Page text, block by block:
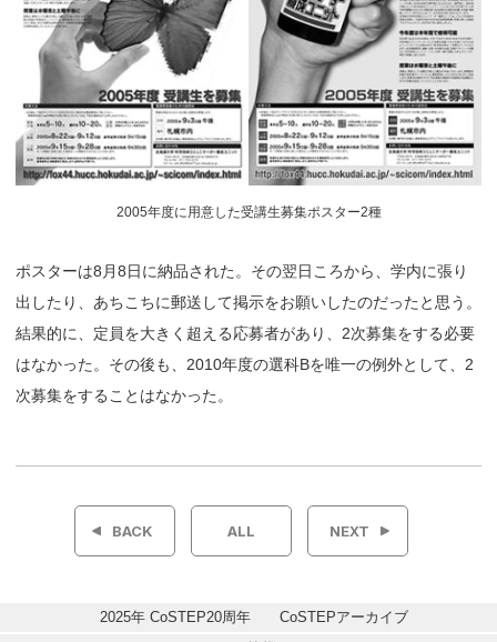
2005年度に用意した受講生募集ポスター2種
ポスターは8月8日に納品された。その翌日ころから、学内に張り
出したり、あちこちに郵送して掲示をお願いしたのだったと思う。
結果的に、定員を大きく超える応募者があり、2次募集をする必要
はなかった。その後も、2010年度の選科Bを唯一の例外として、2
次募集をすることはなかった。
投
BACK ALL NEXT
2025年 CoSTEP20周年　　CoSTEPアーカイブ